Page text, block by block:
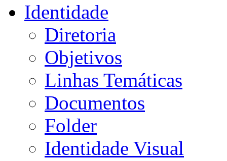
Identidade
Diretoria
Objetivos
Linhas Temáticas
Documentos
Folder
Identidade Visual